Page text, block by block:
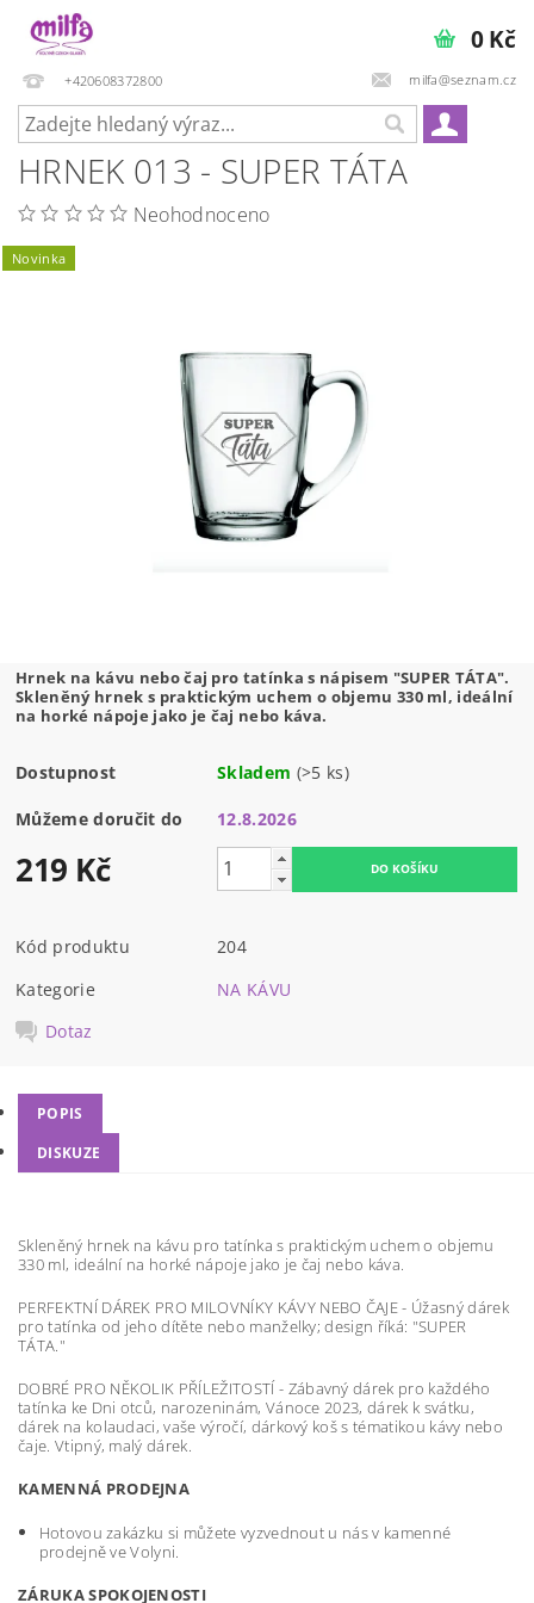
+420608372800 milfa@seznam.cz
0 Kč
HRNEK 013 - SUPER TÁTA
Neohodnoceno
Novinka
Hrnek na kávu nebo čaj pro tatínka s nápisem "SUPER TÁTA".
Skleněný hrnek s praktickým uchem o objemu 330 ml, ideální
na horké nápoje jako je čaj nebo káva.
Dostupnost Skladem (>5 ks)
Můžeme doručit do 12.8.2026
219 Kč
Kód produktu
204
Kategorie
NA KÁVU
Dotaz
POPIS
DISKUZE
Skleněný hrnek na kávu pro tatínka s praktickým uchem o objemu
330 ml, ideální na horké nápoje jako je čaj nebo káva.
PERFEKTNÍ DÁREK PRO MILOVNÍKY KÁVY NEBO ČAJE - Úžasný dárek
pro tatínka od jeho dítěte nebo manželky; design říká: "SUPER
TÁTA."
DOBRÉ PRO NĚKOLIK PŘÍLEŽITOSTÍ - Zábavný dárek pro každého
tatínka ke Dni otců, narozeninám, Vánoce 2023, dárek k svátku,
dárek na kolaudaci, vaše výročí, dárkový koš s tématikou kávy nebo
čaje. Vtipný, malý dárek.
KAMENNÁ PRODEJNA
Hotovou zakázku si můžete vyzvednout u nás v kamenné
prodejně ve Volyni.
ZÁRUKA SPOKOJENOSTI